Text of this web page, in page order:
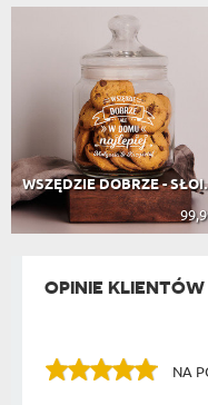
OPINIE KLIENTÓW
NA